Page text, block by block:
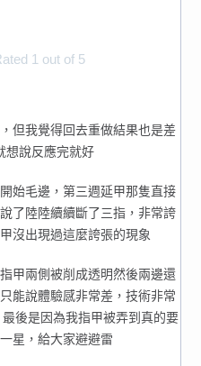
1 out of 5
但我覺得回去重做結果也是差
想說反應完就好
始毛邊，第三週延甲那隻直接
了陸陸續續斷了三指，非常誇
沒出現過這麼誇張的現象
甲兩側被削成透明然後兩邊還
能說體驗感非常差，技術非常
後是因為我指甲被弄到真的要
星，給大家避避雷